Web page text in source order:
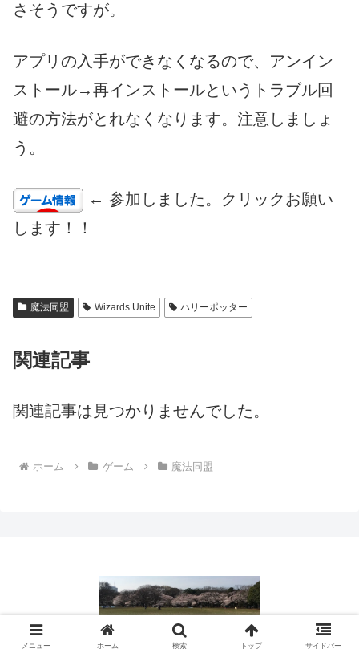
さそうですが。
アプリの入手ができなくなるので、アンイン
ストール→再インストールというトラブル回
避の方法がとれなくなります。注意しましょ
う。
← 参加しました。クリックお願い
します！！
魔法同盟 Wizards Unite ハリーポッター
関連記事
関連記事は見つかりませんでした。
ホーム ゲーム 魔法同盟
© 2016 日常の疑問や困りごとを解決｜役立つ情報ブログ.
メニュー ホーム 検索 トップ サイドバー